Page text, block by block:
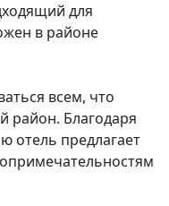
для
в районе
всем, что
район. Благодаря
отель предлагает